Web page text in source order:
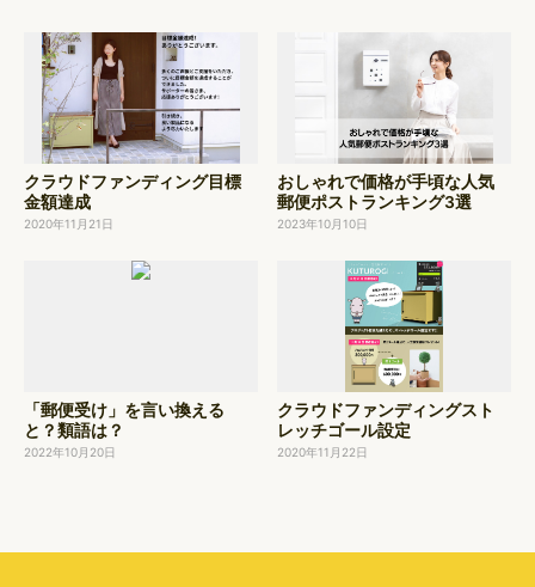
ン
クラウドファンディング目標
金額達成
2020年11月21日
おしゃれで価格が手頃な人気
郵便ポストランキング3選
2023年10月10日
「郵便受け」を言い換える
と？類語は？
2022年10月20日
クラウドファンディングスト
レッチゴール設定
2020年11月22日